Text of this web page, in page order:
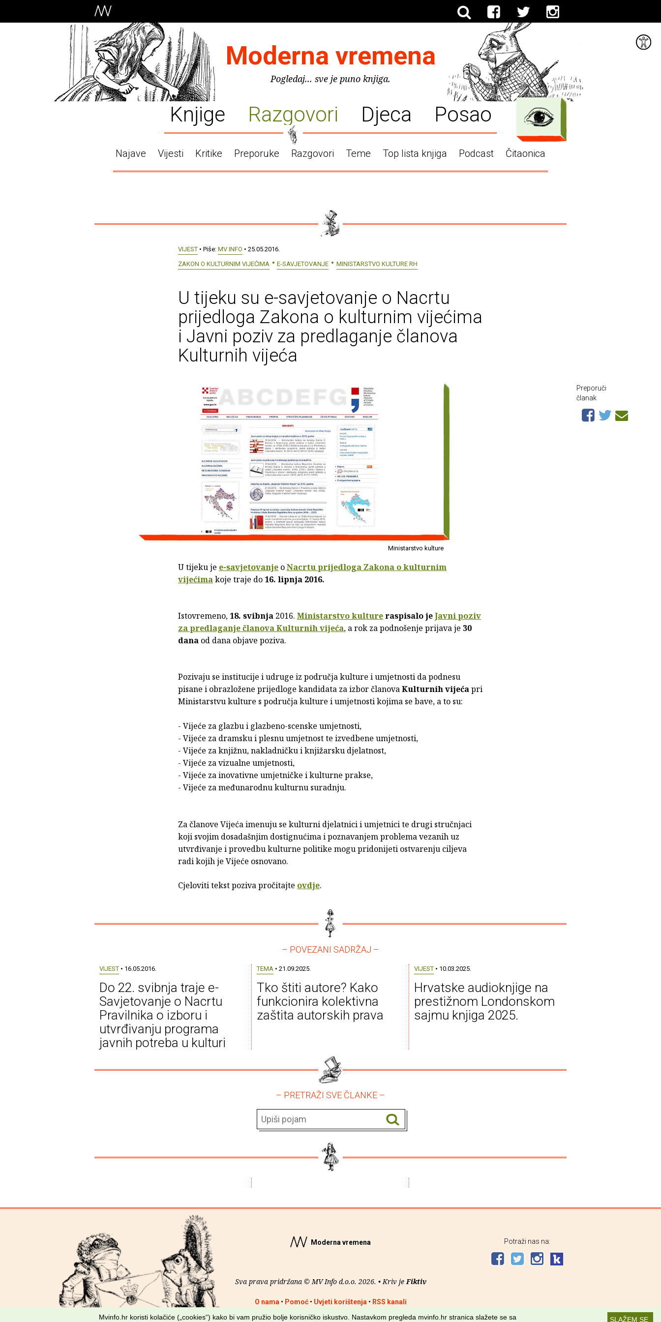
Moderna vremena
Pogledaj... sve je puno knjiga.
Knjige Razgovori Djeca Posao
Najave Vijesti Kritike Preporuke Razgovori Teme Top lista knjiga Podcast Čitaonica
VIJEST • Piše: MV INFO • 25.05.2016.
ZAKON O KULTURNIM VIJEĆIMA
E-SAVJETOVANJE MINISTARSTVO KULTURE RH
U tijeku su e-savjetovanje o Nacrtu
prijedloga Zakona o kulturnim vijećima
i Javni poziv za predlaganje članova
Kulturnih vijeća
Ministarstvo kulture
U tijeku je e-savjetovanje oNacrtu prijedloga Zakona o kulturnim
vijećimakoje traje do 16. lipnja 2016.
Istovremeno, 18. svibnja 2016. Ministarstvo kultureraspisalo jeJavni poziv
za predlaganje članova Kulturnih vijeća, a rok za podnošenje prijava je 30
dana od dana objave poziva.
Pozivaju se institucije i udruge iz područja kulture i umjetnosti da podnesu
pisane i obrazložene prijedloge kandidata za izbor članovaKulturnih vijećapri
Ministarstvu kulture s područja kulture i umjetnosti kojima se bave, a to su:
- Vijeće za glazbu i glazbeno-scenske umjetnosti,
- Vijeće za dramsku i plesnu umjetnost te izvedbene umjetnosti,
- Vijeće za knjižnu, nakladničku i knjižarsku djelatnost,
- Vijeće za vizualne umjetnosti,
- Vijeće za inovativne umjetničke i kulturne prakse,
- Vijeće za međunarodnu kulturnu suradnju.
Za članove Vijeća imenuju se kulturni djelatnici i umjetnici te drugi stručnjaci
koji svojim dosadašnjim dostignućima i poznavanjem problema vezanih uz
utvrđivanje i provedbu kulturne politike mogu pridonijeti ostvarenju ciljeva
radi kojih je Vijeće osnovano.
Cjeloviti tekst poziva pročitajte ovdje.
Preporuči
članak
– POVEZANI SADRŽAJ –
VIJEST• 16.05.2016.
Do 22. svibnja traje e-
Savjetovanje o Nacrtu
Pravilnika o izboru i
utvrđivanju programa
javnih potreba u kulturi
TEMA• 21.09.2025.
Tko štiti autore? Kako
funkcionira kolektivna
zaštita autorskih prava
VIJEST• 10.03.2025.
Hrvatske audioknjige na
prestižnom Londonskom
sajmu knjiga 2025.
– PRETRAŽI SVE ČLANKE –
Moderna vremena
Sva prava pridržana © MV Info d.o.o. 2026. • Kriv jeFiktiv
O nama• Pomoć• Uvjeti korištenja• RSS kanali
Potraži nas na:
SLAŽEM SE
Mvinfo.hr koristi kolačiće („cookies“) kako bi vam pružio bolje korisničko iskustvo. Nastavkom pregleda mvinfo.hr stranica slažete se sa